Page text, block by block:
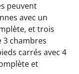
peuvent
avec un
et trois
3 chambres
carrés avec 4
et